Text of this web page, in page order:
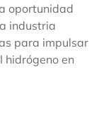
oportunidad
industria
para impulsar
hidrógeno en